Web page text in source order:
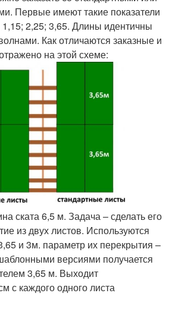
Первые имеют такие показатели
1,15; 2,25; 3,65. Длины идентичны
Как отличаются заказные и
на этой схеме:
ската 6,5 м. Задача – сделать его
из двух листов. Используются
и 3м. параметр их перекрытия –
версиями получается
3,65 м. Выходит
с каждого одного листа